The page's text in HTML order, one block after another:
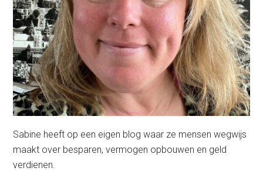
Sabine heeft op een eigen blog waar ze mensen wegwijs
maakt over besparen, vermogen opbouwen en geld
verdienen.